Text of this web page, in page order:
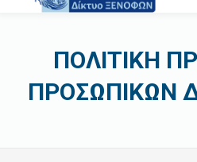
ΠΟΛΙΤΙΚΗ
ΠΡΟΣΩΠΙΚΩΝ